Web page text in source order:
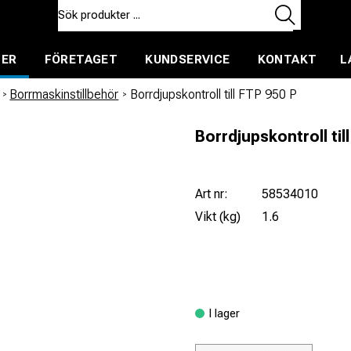
FÖRETAGET KUNDSERVICE KONTAKT
/ Borrmaskinstillbehör / Borrdjupskontroll till FTP 950 P
Borrdjupskontroll till
Art nr:
58534010
Vikt (kg)
1.6
I lager